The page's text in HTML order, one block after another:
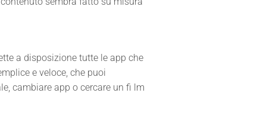
a disposizione tutte le app che
e veloce, che puoi
cambiare app o cercare un fi lm